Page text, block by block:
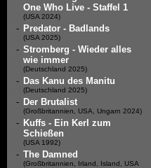
One Who Live - Staffel 1
(USA 2024)
- Predator - Badlands
(USA 2025)
- Stromberg - Wieder alles
wie immer
(Deutschland 2025)
- Das Kanu des Manitu
(Deutschland 2025)
- Der Brutalist
(Großbritannien, USA, Ungarn 2024)
- Kuffs - Ein Kerl zum
Schießen
(USA 1992)
- The Damned
(Großbritannien, Irland, Island, USA